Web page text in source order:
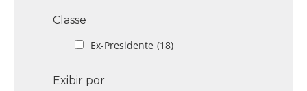
Classe
Ex-Presidente (18)
Exibir por